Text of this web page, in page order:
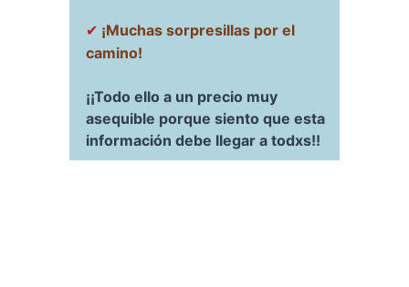
✔ ¡Muchas sorpresillas por el
camino!
¡¡Todo ello a un precio muy
asequible porque siento que esta
información debe llegar a todxs!!